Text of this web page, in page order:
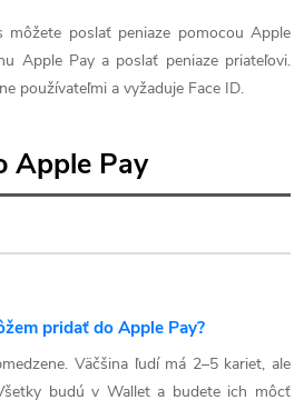
môžete poslať peniaze pomocou Apple
Apple Pay a poslať peniaze priateľovi.
používateľmi a vyžaduje Face ID.
Apple Pay
pridať do Apple Pay?
Väčšina ľudí má 2–5 kariet, ale
budú v Wallet a budete ich môcť